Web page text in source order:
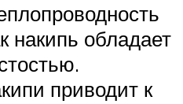
накипь обладает
приводит к